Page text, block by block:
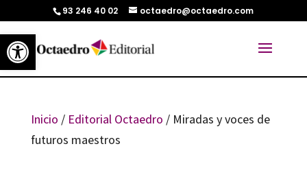
Abrir barra de herramientas
93 246 40 02 octaedro@octaedro.com
Inicio / Editorial Octaedro / Miradas y voces de
futuros maestros